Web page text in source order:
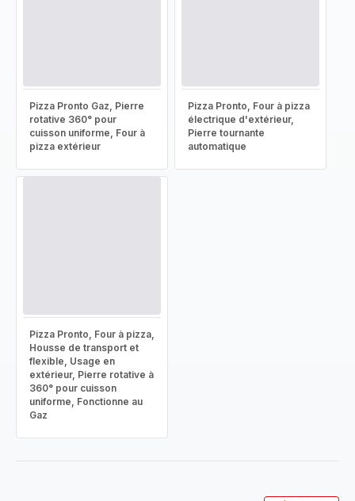
Pizza Pronto Gaz, Pierre
rotative 360° pour
cuisson uniforme, Four à
pizza extérieur
Pizza Pronto, Four à pizza
électrique d'extérieur,
Pierre tournante
automatique
Pizza Pronto, Four à pizza,
Housse de transport et
flexible, Usage en
extérieur, Pierre rotative à
360° pour cuisson
uniforme, Fonctionne au
Gaz